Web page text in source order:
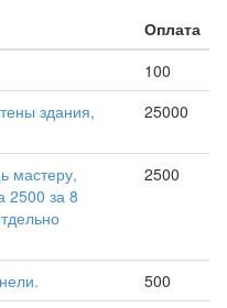
Оплата
100
здания,
25000
мастеру,
2500 за 8
2500
500